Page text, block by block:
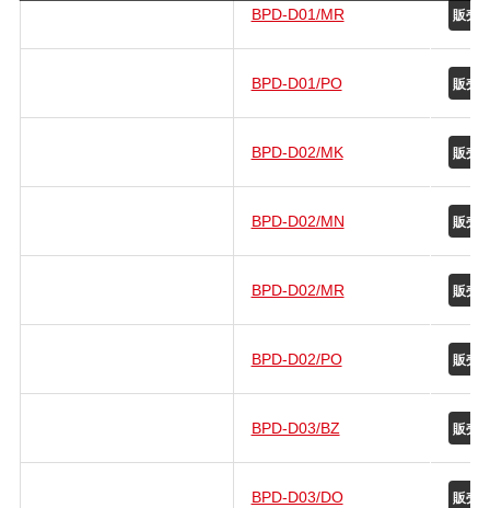
BPD-D01/MR 販売
BPD-D01/PO 販売
BPD-D02/MK 販売
BPD-D02/MN 販売
BPD-D02/MR 販売
BPD-D02/PO 販売
BPD-D03/BZ 販売
BPD-D03/DO 販売